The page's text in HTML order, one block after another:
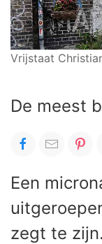
Vrijstaat
De meest
Een
zegt te